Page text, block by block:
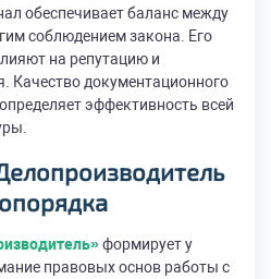
обеспечивает баланс между
соблюдением закона. Его
на репутацию и
Качество документационного
эффективность всей
формирует у
правовых основ работы с